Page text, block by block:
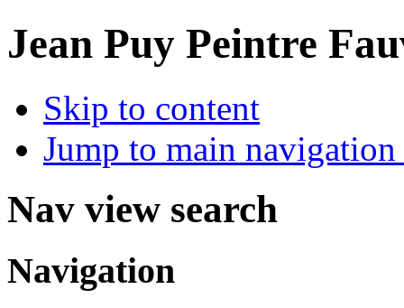
Jean Puy Peintre
Skip to content
Jump to main
Nav view search
Navigation